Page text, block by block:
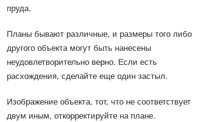
пруда.
Планы бывают различные, и размеры того либо
другого объекта могут быть нанесены
неудовлетворительно верно. Если есть
расхождения, сделайте еще один застыл.
Изображение объекта, тот, что не соответствует
двум иным, откорректируйте на плане.